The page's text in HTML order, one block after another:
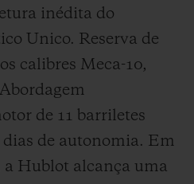
inédita do
Unico. Reserva de
calibres Meca-10,
de 11 barriletes
dias de autonomia. Em
a Hublot alcança uma